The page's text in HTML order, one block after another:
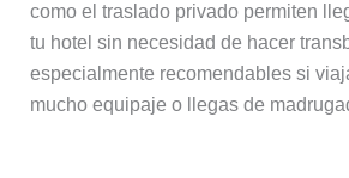
como el traslado privado permiten
tu hotel sin necesidad de hacer
especialmente recomendables si
mucho equipaje o llegas de